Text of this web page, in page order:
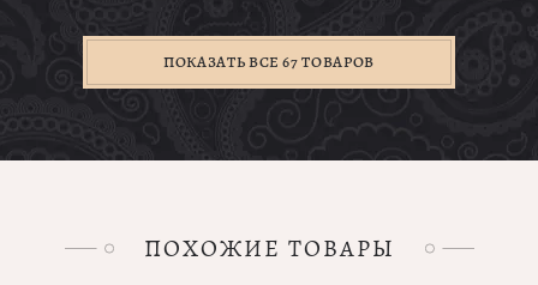
ПОКАЗАТЬ ВСЕ 67 ТОВАРОВ
ПОХОЖИЕ ТОВАРЫ